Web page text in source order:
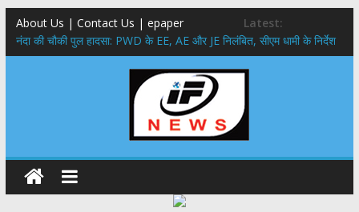
About Us | Contact Us | epaper
Latest:
नंदा की चौकी पुल हादसा: PWD के EE, AE और JE निलंबित, सीएम धामी के निर्देश
पर सख्त कार्रवाई
सरकारी नीतियों में शामिल किए जाएंगे छात्र – छात्राओं के सुझाव ,मुख्यमंत्री युवा
विद्यार्थी मंथन कार्यक्रम में शामिल हुए सीएम पुष्कर सिंह धामी
उत्तराखंड में बढ़ेंगे राजस्व के स्रोत: इको-टूरिज्म, कार्बन क्रेडिट और जड़ी-बूटी आय
मुख्यमंत्री ने उत्तराखण्ड क्षत्रिय कल्याण समिति की वेबसाइट एवं क्षत्रिय जागरण
स्मारिका का किया विमोचन
मुख्यमंत्री ने हर घर तिरंगा यात्रा कार्यक्रम में किया प्रतिभाग,मुख्यमंत्री ने
प्रदेशवासियों से स्वतंत्रता दिवस पर अपने घरों में तिरंगा फहराने का किया आवाह्न